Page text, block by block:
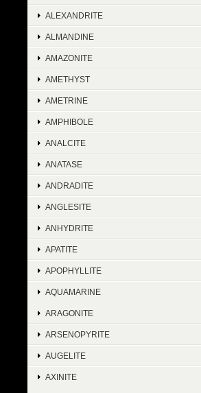
ALEXANDRITE
ALMANDINE
AMAZONITE
AMETHYST
AMETRINE
AMPHIBOLE
ANALCITE
ANATASE
ANDRADITE
ANGLESITE
ANHYDRITE
APATITE
APOPHYLLITE
AQUAMARINE
ARAGONITE
ARSENOPYRITE
AUGELITE
AXINITE